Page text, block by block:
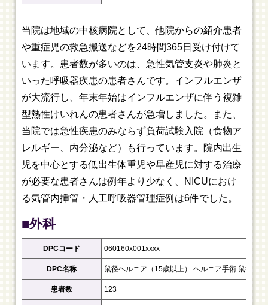
当院は地域の中核病院として、他院からの紹介患者
や重症児の救急搬送などを24時間365日受け付けて
います。患者数が多いのは、急性気管支炎や肺炎と
いった呼吸器疾患の患者さんです。インフルエンザ
が大流行し、年末年始はインフルエンザに伴う複雑
型熱性けいれんの患者さんが急増しました。また、
当院では急性疾患のみならず負荷試験入院（食物ア
レルギー、内分泌など）も行っています。院内出生
児を中心とする低出生体重児や早産児に対する治療
が必要な患者さんは例年より少なく、NICUにおけ
る気管内挿管・人工呼吸器管理症例は6件でした。
■外科
DPCコード
DPC名称
患者数
060160x001xxxx
鼠径ヘルニア（15歳以上） ヘルニア手術 鼠径ヘ
123